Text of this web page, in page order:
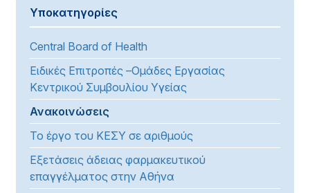
Υποκατηγορίες
Central Board of Health
Ειδικές Επιτροπές –Ομάδες Εργασίας
Κεντρικού Συμβουλίου Υγείας
Ανακοινώσεις
Το έργο του ΚΕΣΥ σε αριθμούς
Εξετάσεις άδειας φαρμακευτικού
επαγγέλματος στην Αθήνα